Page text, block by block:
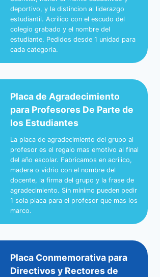
deportivo, y la distincion al liderazgo
estudiantil. Acrilico con el escudo del
colegio grabado y el nombre del
estudiante. Pedidos desde 1 unidad para
cada categoria.
Placa de Agradecimiento
para Profesores De Parte de
los Estudiantes
La placa de agradecimiento del grupo al
profesor es el regalo mas emotivo al final
del año escolar. Fabricamos en acrilico,
madera o vidrio con el nombre del
docente, la firma del grupo y la frase de
agradecimiento. Sin minimo pueden pedir
1 sola placa para el profesor que mas los
marco.
Placa Conmemorativa para
Directivos y Rectores de